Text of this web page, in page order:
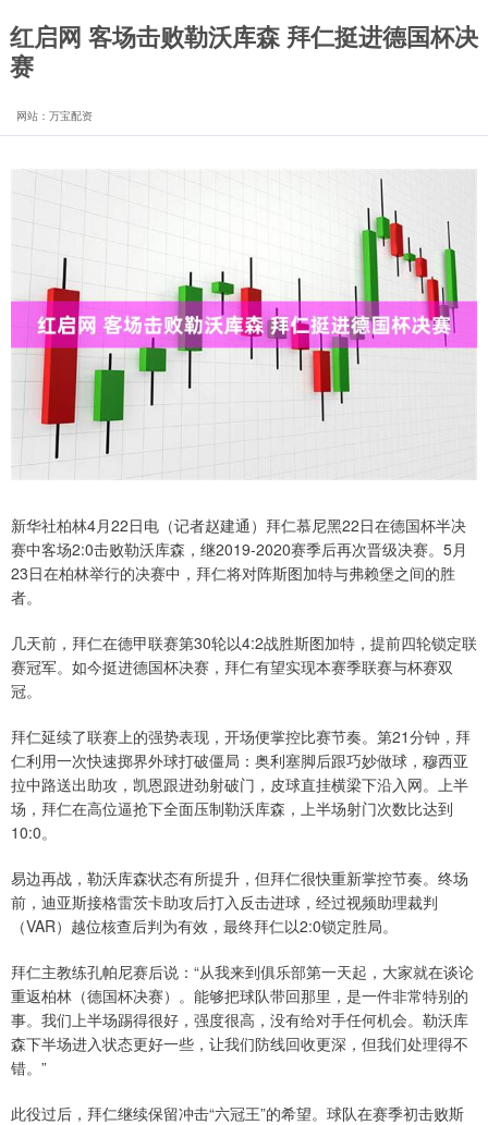
红启网 客场击败勒沃库森 拜仁挺进德国杯决
赛
网站：万宝配资
新华社柏林4月22日电（记者赵建通）拜仁慕尼黑22日在德国杯半决
赛中客场2:0击败勒沃库森，继2019-2020赛季后再次晋级决赛。5月
23日在柏林举行的决赛中，拜仁将对阵斯图加特与弗赖堡之间的胜
者。
几天前，拜仁在德甲联赛第30轮以4:2战胜斯图加特，提前四轮锁定联
赛冠军。如今挺进德国杯决赛，拜仁有望实现本赛季联赛与杯赛双
冠。
拜仁延续了联赛上的强势表现，开场便掌控比赛节奏。第21分钟，拜
仁利用一次快速掷界外球打破僵局：奥利塞脚后跟巧妙做球，穆西亚
拉中路送出助攻，凯恩跟进劲射破门，皮球直挂横梁下沿入网。上半
场，拜仁在高位逼抢下全面压制勒沃库森，上半场射门次数比达到
10:0。
易边再战，勒沃库森状态有所提升，但拜仁很快重新掌控节奏。终场
前，迪亚斯接格雷茨卡助攻后打入反击进球，经过视频助理裁判
（VAR）越位核查后判为有效，最终拜仁以2:0锁定胜局。
拜仁主教练孔帕尼赛后说：“从我来到俱乐部第一天起，大家就在谈论
重返柏林（德国杯决赛）。能够把球队带回那里，是一件非常特别的
事。我们上半场踢得很好，强度很高，没有给对手任何机会。勒沃库
森下半场进入状态更好一些，让我们防线回收更深，但我们处理得不
错。”
此役过后，拜仁继续保留冲击“六冠王”的希望。球队在赛季初击败斯